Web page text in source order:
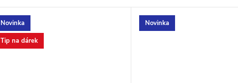
Novinka
Tip na dárek
Novinka